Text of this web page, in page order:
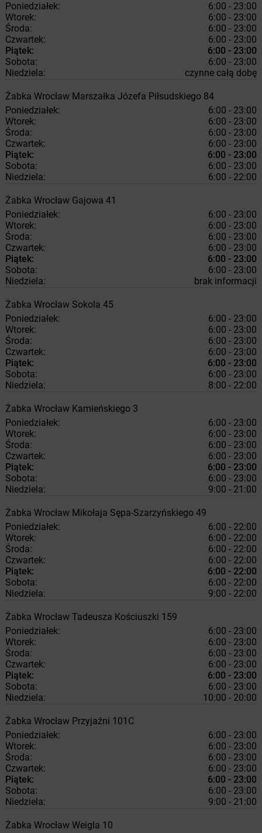
Poniedziałek:
6:00 - 23:00
Wtorek:
6:00 - 23:00
Środa:
6:00 - 23:00
Czwartek:
6:00 - 23:00
Piątek:
6:00 - 23:00
Sobota:
6:00 - 23:00
Niedziela:
czynne całą dobę
Żabka Wrocław Marszałka Józefa Piłsudskiego 84
Poniedziałek:
6:00 - 23:00
Wtorek:
6:00 - 23:00
Środa:
6:00 - 23:00
Czwartek:
6:00 - 23:00
Piątek:
6:00 - 23:00
Sobota:
6:00 - 23:00
Niedziela:
6:00 - 22:00
Żabka Wrocław Gajowa 41
Poniedziałek:
6:00 - 23:00
Wtorek:
6:00 - 23:00
Środa:
6:00 - 23:00
Czwartek:
6:00 - 23:00
Piątek:
6:00 - 23:00
Sobota:
6:00 - 23:00
Niedziela:
brak informacji
Żabka Wrocław Sokola 45
Poniedziałek:
6:00 - 23:00
Wtorek:
6:00 - 23:00
Środa:
6:00 - 23:00
Czwartek:
6:00 - 23:00
Piątek:
6:00 - 23:00
Sobota:
6:00 - 23:00
Niedziela:
8:00 - 22:00
Żabka Wrocław Kamieńskiego 3
Poniedziałek:
6:00 - 23:00
Wtorek:
6:00 - 23:00
Środa:
6:00 - 23:00
Czwartek:
6:00 - 23:00
Piątek:
6:00 - 23:00
Sobota:
6:00 - 23:00
Niedziela:
9:00 - 21:00
Żabka Wrocław Mikołaja Sępa-Szarzyńskiego 49
Poniedziałek:
6:00 - 22:00
Wtorek:
6:00 - 22:00
Środa:
6:00 - 22:00
Czwartek:
6:00 - 22:00
Piątek:
6:00 - 22:00
Sobota:
6:00 - 22:00
Niedziela:
9:00 - 22:00
Żabka Wrocław Tadeusza Kościuszki 159
Poniedziałek:
6:00 - 23:00
Wtorek:
6:00 - 23:00
Środa:
6:00 - 23:00
Czwartek:
6:00 - 23:00
Piątek:
6:00 - 23:00
Sobota:
6:00 - 23:00
Niedziela:
10:00 - 20:00
Żabka Wrocław Przyjaźni 101C
Poniedziałek:
6:00 - 23:00
Wtorek:
6:00 - 23:00
Środa:
6:00 - 23:00
Czwartek:
6:00 - 23:00
Piątek:
6:00 - 23:00
Sobota:
6:00 - 23:00
Niedziela:
9:00 - 21:00
Żabka Wrocław Weigla 10